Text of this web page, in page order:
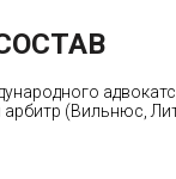
(Вильнюс,